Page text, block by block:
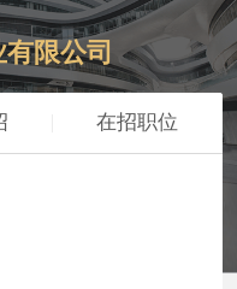
限公司
在招职位